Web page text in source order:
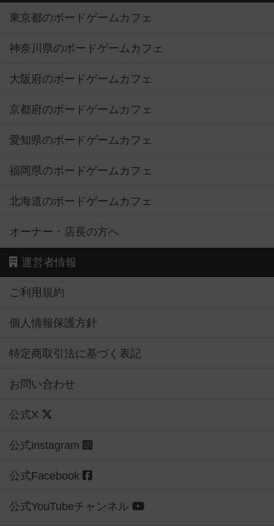
東京都のボードゲームカフェ
神奈川県のボードゲームカフェ
大阪府のボードゲームカフェ
京都府のボードゲームカフェ
愛知県のボードゲームカフェ
福岡県のボードゲームカフェ
北海道のボードゲームカフェ
オーナー・店長の方へ
運営者情報
ご利用規約
個人情報保護方針
特定商取引法に基づく表記
お問い合わせ
公式X
公式instagram
公式Facebook
公式YouTubeチャンネル